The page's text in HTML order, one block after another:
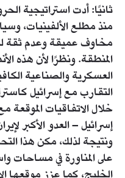
ثانيًا: أدت استراتيجية
منذ مطلع الألفينيات،
مخاوف عميقة وعدم ثقة
المنطقة. ونظرًا لأن هذه
العسكرية والصناعية
التقارب مع إسرائيل
خلال الاتفاقيات الموقعة
إسرائيل – العدو الأكبر
ونتيجة لذلك، مكن هذا
على المناورة في مساحات